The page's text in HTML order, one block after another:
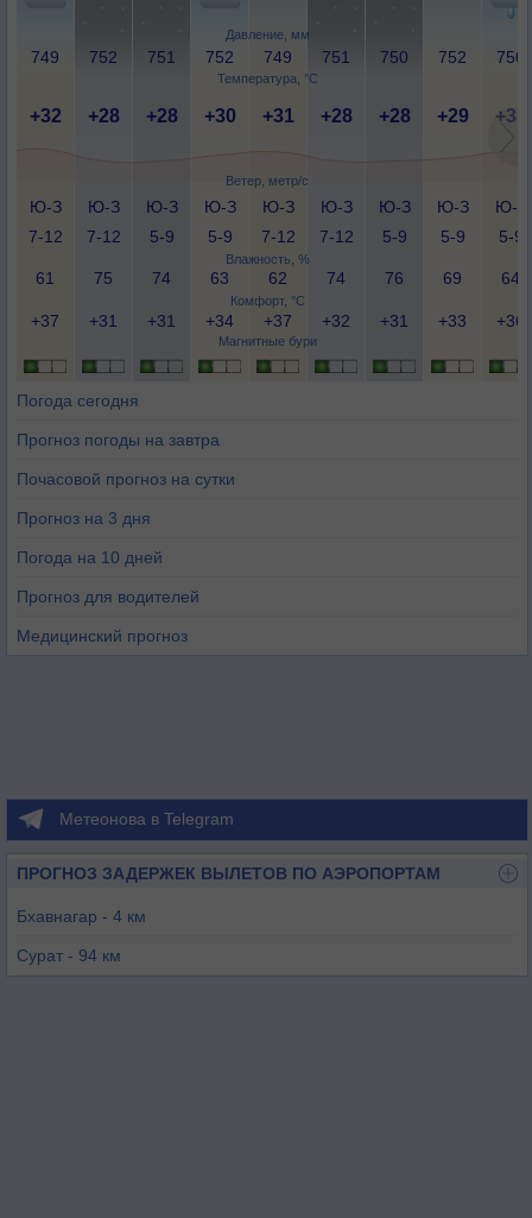
Давление, мм
Температура, °C
Ветер, метр/с
Влажность, %
Комфорт, °C
Магнитные бури
749 752 751 752 749 751 750 752 750
+32 +28 +28 +30 +31 +28 +28 +29 +31
Ю-З
7-12
Ю-З
7-12
Ю-З
5-9
Ю-З
5-9
Ю-З
7-12
Ю-З
7-12
Ю-З
5-9
Ю-З
5-9
Ю-З
5-9
61 75 74 63 62 74 76 69 64
+37 +31 +31 +34 +37 +32 +31 +33 +36
Погода сегодня
Прогноз погоды на завтра
Почасовой прогноз на сутки
Прогноз на 3 дня
Погода на 10 дней
Прогноз для водителей
Медицинский прогноз
Метеонова в Telegram
ПРОГНОЗ ЗАДЕРЖЕК ВЫЛЕТОВ ПО АЭРОПОРТАМ
Бхавнагар - 4 км
Сурат - 94 км